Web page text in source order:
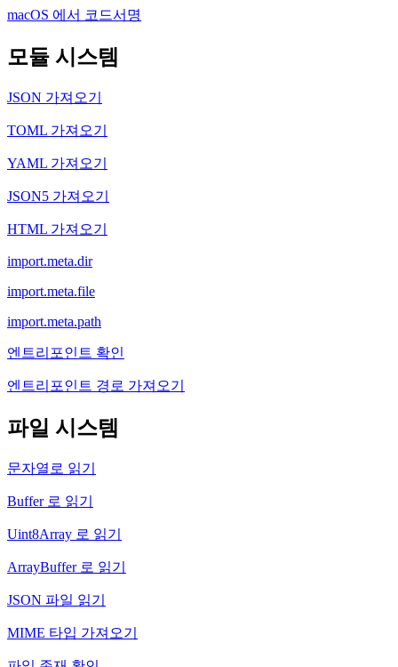
macOS 에서 코드서명
모듈 시스템
JSON 가져오기
TOML 가져오기
YAML 가져오기
JSON5 가져오기
HTML 가져오기
import.meta.dir
import.meta.file
import.meta.path
엔트리포인트 확인
엔트리포인트 경로 가져오기
파일 시스템
문자열로 읽기
Buffer 로 읽기
Uint8Array 로 읽기
ArrayBuffer 로 읽기
JSON 파일 읽기
MIME 타입 가져오기